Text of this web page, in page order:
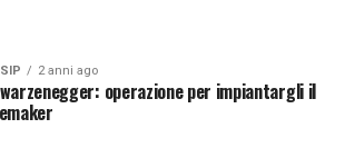
aggiornato e ricevere le principali
2 anni ago
operazione per impiantargli il